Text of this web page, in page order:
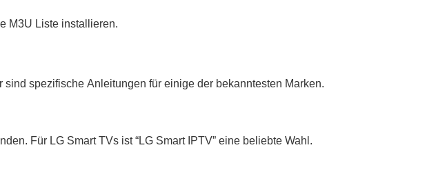
M3U Liste installieren.
spezifische Anleitungen für einige der bekanntesten Marken.
Für LG Smart TVs ist “LG Smart IPTV” eine beliebte Wahl.